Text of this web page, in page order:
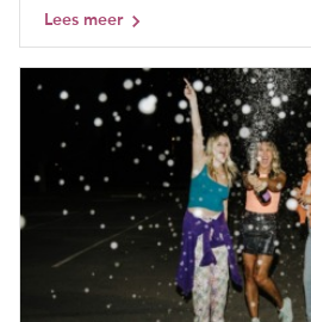
Lees meer